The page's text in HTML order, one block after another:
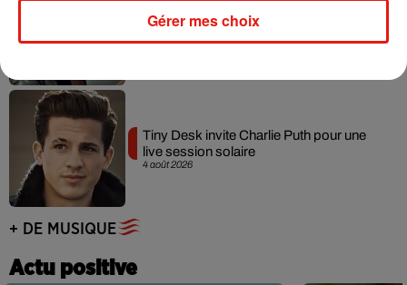
5 août 2026
Benny Blanco invite Selena Gomez et
Becky G sur son nouveau single
4 août 2026
Tiny Desk invite Charlie Puth pour une
live session solaire
+ DE MUSIQUE
Actu positive
Gérer mes choix